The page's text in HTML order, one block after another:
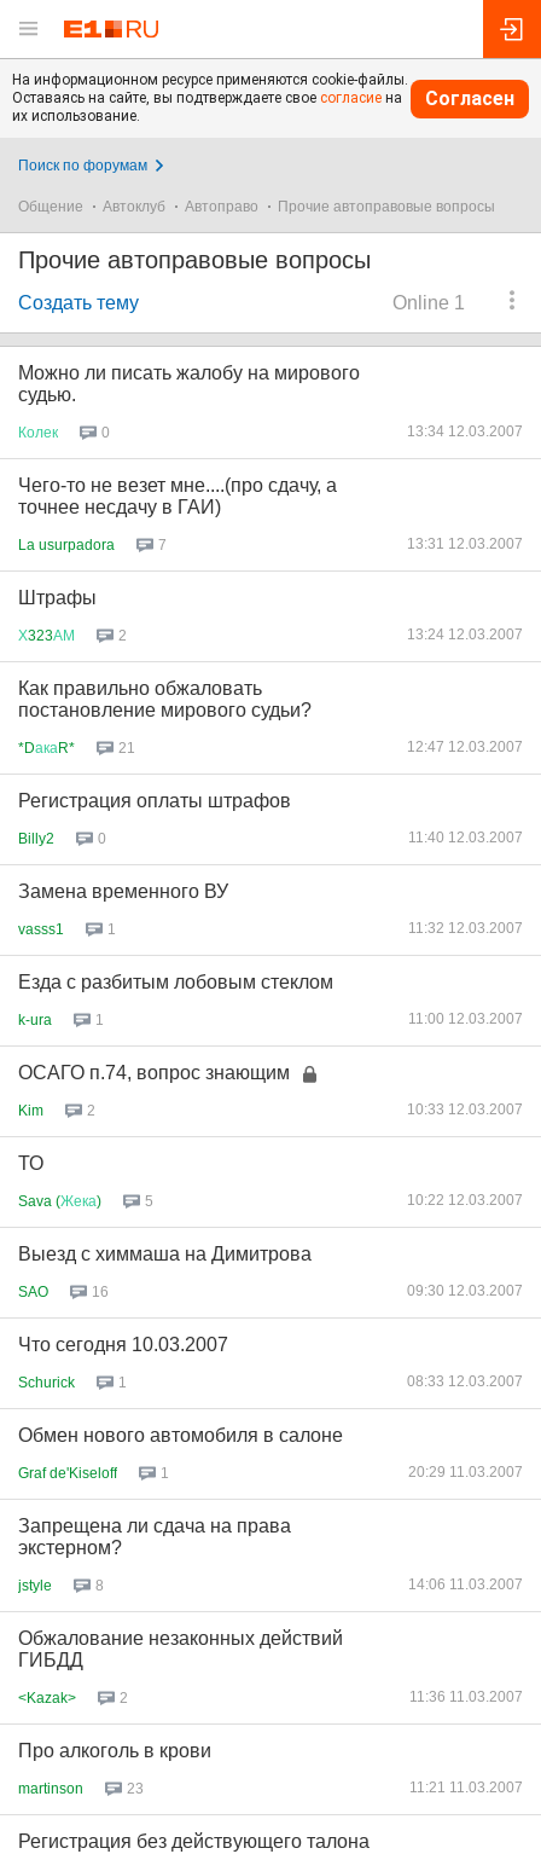
На информационном ресурсе применяются cookie-файлы.
Оставаясь на сайте, вы подтверждаете свое согласие на
их использование.
Согласен
Поиск по форумам
Общение Автоклуб Автоправо Прочие автоправовые вопросы
Прочие автоправовые вопросы
Online 1
Создать тему
Можно ли писать жалобу на мирового
судью.
Колек 0 13:34 12.03.2007
Чего-то не везет мне....(про сдачу, а
точнее несдачу в ГАИ)
La usurpadora 7 13:31 12.03.2007
Штрафы
Х323АМ 2 13:24 12.03.2007
Как правильно обжаловать
постановление мирового судьи?
*DакаR* 21 12:47 12.03.2007
Регистрация оплаты штрафов
Billy2 0 11:40 12.03.2007
Замена временного ВУ
vasss1 1 11:32 12.03.2007
Езда с разбитым лобовым стеклом
k-ura 1 11:00 12.03.2007
ОСАГО п.74, вопрос знающим
Kim 2 10:33 12.03.2007
ТО
Sava (Жека) 5 10:22 12.03.2007
Выезд с химмаша на Димитрова
SAO 16 09:30 12.03.2007
Что сегодня 10.03.2007
Schurick 1 08:33 12.03.2007
Обмен нового автомобиля в салоне
Graf de'Kiseloff 1 20:29 11.03.2007
Запрещена ли сдача на права
экстерном?
jstyle 8 14:06 11.03.2007
Обжалование незаконных действий
ГИБДД
<Kazak> 2 11:36 11.03.2007
Про алкоголь в крови
martinson 23 11:21 11.03.2007
Регистрация без действующего талона